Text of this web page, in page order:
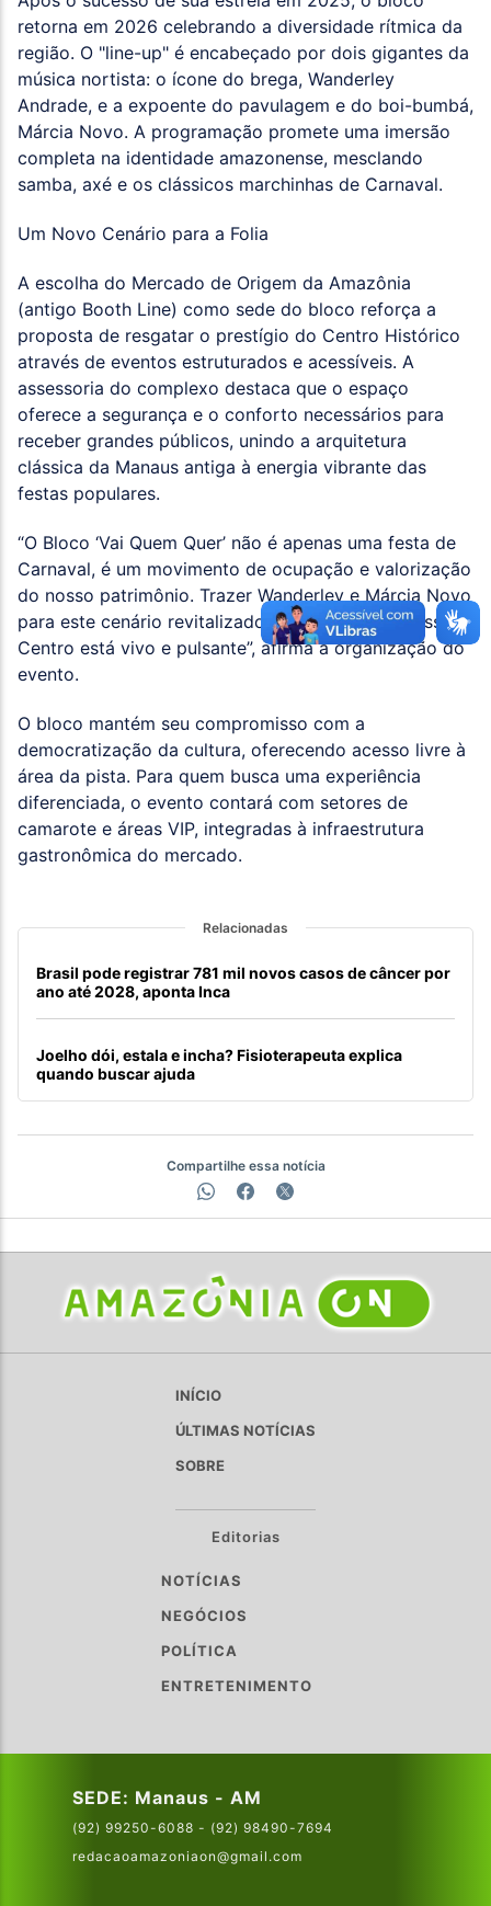
retorna em 2026 celebrando a diversidade rítmica da
região. O "line-up" é encabeçado por dois gigantes da
música nortista: o ícone do brega, Wanderley
Andrade, e a expoente do pavulagem e do boi-bumbá,
Márcia Novo. A programação promete uma imersão
completa na identidade amazonense, mesclando
samba, axé e os clássicos marchinhas de Carnaval.
Um Novo Cenário para a Folia
A escolha do Mercado de Origem da Amazônia
(antigo Booth Line) como sede do bloco reforça a
proposta de resgatar o prestígio do Centro Histórico
através de eventos estruturados e acessíveis. A
assessoria do complexo destaca que o espaço
oferece a segurança e o conforto necessários para
receber grandes públicos, unindo a arquitetura
clássica da Manaus antiga à energia vibrante das
festas populares.
“O Bloco ‘Vai Quem Quer’ não é apenas uma festa de
Carnaval, é um movimento de ocupação e valorização
do nosso patrimônio. Trazer Wanderley e Márcia Novo
para este cenário revitalizado é afirmar que o nosso
Centro está vivo e pulsante”, afirma a organização do
evento.
O bloco mantém seu compromisso com a
democratização da cultura, oferecendo acesso livre à
área da pista. Para quem busca uma experiência
diferenciada, o evento contará com setores de
camarote e áreas VIP, integradas à infraestrutura
gastronômica do mercado.
Relacionadas
Brasil pode registrar 781 mil novos casos de câncer por
ano até 2028, aponta Inca
Joelho dói, estala e incha? Fisioterapeuta explica
quando buscar ajuda
Compartilhe essa notícia
INÍCIO
ÚLTIMAS NOTÍCIAS
SOBRE
Editorias
NOTÍCIAS
NEGÓCIOS
POLÍTICA
ENTRETENIMENTO
SEDE: Manaus - AM
(92) 99250-6088 - (92) 98490-7694
redacaoamazoniaon@gmail.com